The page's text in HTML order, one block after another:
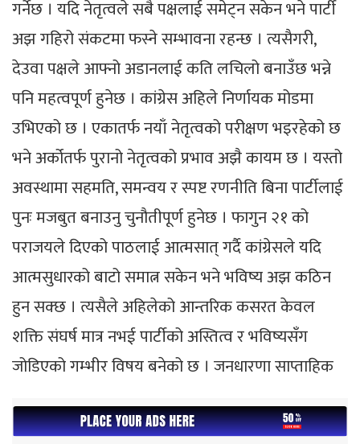
गर्नेछ । यदि नेतृत्वले सबै पक्षलाई समेट्न सकेन भने पार्टी
अझ गहिरो संकटमा फस्ने सम्भावना रहन्छ । त्यसैगरी,
देउवा पक्षले आफ्नो अडानलाई कति लचिलो बनाउँछ भन्ने
पनि महत्वपूर्ण हुनेछ । कांग्रेस अहिले निर्णायक मोडमा
उभिएको छ । एकातर्फ नयाँ नेतृत्वको परीक्षण भइरहेको छ
भने अर्कोतर्फ पुरानो नेतृत्वको प्रभाव अझै कायम छ । यस्तो
अवस्थामा सहमति, समन्वय र स्पष्ट रणनीति बिना पार्टीलाई
पुनः मजबुत बनाउनु चुनौतीपूर्ण हुनेछ । फागुन २१ को
पराजयले दिएको पाठलाई आत्मसात् गर्दै कांग्रेसले यदि
आत्मसुधारको बाटो समात्न सकेन भने भविष्य अझ कठिन
हुन सक्छ । त्यसैले अहिलेको आन्तरिक कसरत केवल
शक्ति संघर्ष मात्र नभई पार्टीको अस्तित्व र भविष्यसँग
जोडिएको गम्भीर विषय बनेको छ । जनधारणा साप्ताहिक